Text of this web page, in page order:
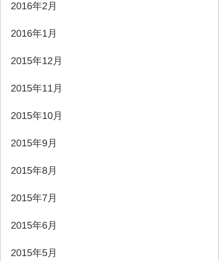
2016年2月
2016年1月
2015年12月
2015年11月
2015年10月
2015年9月
2015年8月
2015年7月
2015年6月
2015年5月